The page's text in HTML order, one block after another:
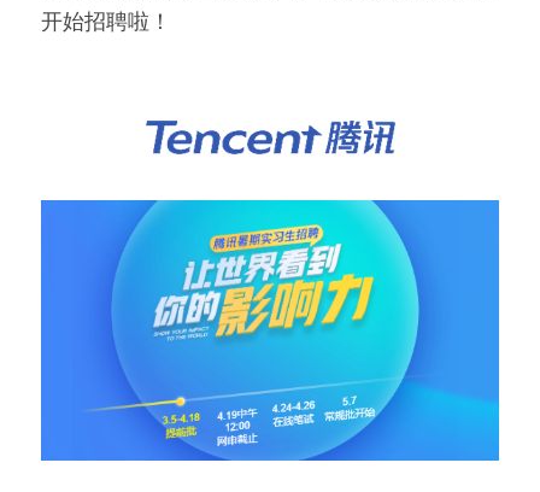
开始招聘啦！